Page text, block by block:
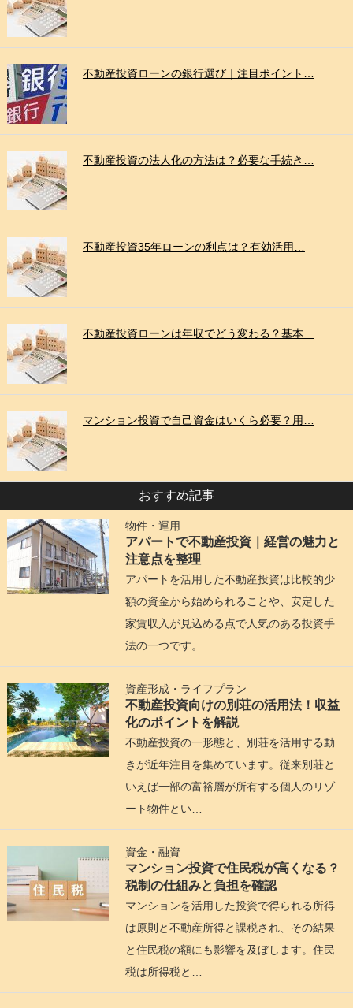
不動産投資ローンの銀行選び｜注目ポイント…
不動産投資の法人化の方法は？必要な手続き…
不動産投資35年ローンの利点は？有効活用…
不動産投資ローンは年収でどう変わる？基本…
マンション投資で自己資金はいくら必要？用…
おすすめ記事
物件・運用
アパートで不動産投資｜経営の魅力と
注意点を整理
アパートを活用した不動産投資は比較的少
額の資金から始められることや、安定した
家賃収入が見込める点で人気のある投資手
法の一つです。…
資産形成・ライフプラン
不動産投資向けの別荘の活用法！収益
化のポイントを解説
不動産投資の一形態と、別荘を活用する動
きが近年注目を集めています。従来別荘と
いえば一部の富裕層が所有する個人のリゾ
ート物件とい…
資金・融資
マンション投資で住民税が高くなる？
税制の仕組みと負担を確認
マンションを活用した投資で得られる所得
は原則と不動産所得と課税され、その結果
と住民税の額にも影響を及ぼします。住民
税は所得税と…